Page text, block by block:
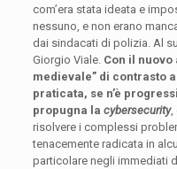
com’era stata ideata e
nessuno, e non erano
dai sindacati di polizia. Al
Giorgio Viale. Con il
medievale” di contrasto
praticata, se n’è
propugna la cybersecurity,
risolvere i complessi
tenacemente radicata in
particolare negli immediati